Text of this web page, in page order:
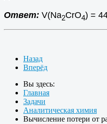
Ответ: V(Na2CrO4) =
Назад
Вперёд
Вы здесь:
Главная
Задачи
Аналитическая химия
Вычисление потери от